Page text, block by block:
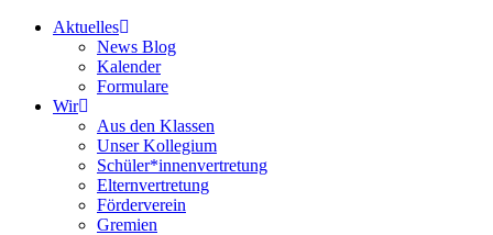
Aktuelles
News Blog
Kalender
Formulare
Wir
Aus den Klassen
Unser Kollegium
Schüler*innenvertretung
Elternvertretung
Förderverein
Gremien